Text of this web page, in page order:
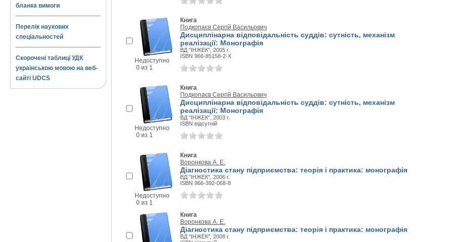
бланка вимоги
Перелік наукових
спеціальностей
Скорочені таблиці УДК
українською мовою на веб-
сайті UDCS
Недоступно
0 из 1
Книга
Подкопаєв Сергій Васильович
Дисциплінарна відповідальність суддів: сутність, механізм
реалізації: Монографія
ВД "ІНЖЕК", 2005 г.
ISBN 966-85158-2-X
Недоступно
0 из 1
Книга
Подкопаєв Сергій Васильович
Дисциплінарна відповідальність суддів: сутність, механізм
реалізації: Монографія
ВД "ІНЖЕК", 2003 г.
ISBN відсутній
Недоступно
0 из 1
Книга
Воронкова А. Е.
Діагностика стану підприємства: теорія і практика: монографія
ВД "ІНЖЕК", 2006 г.
ISBN 966-392-068-8
Книга
Воронкова А. Е.
Діагностика стану підприємства: теорія і практика: монографія
ВД "ІНЖЕК", 2008 г.